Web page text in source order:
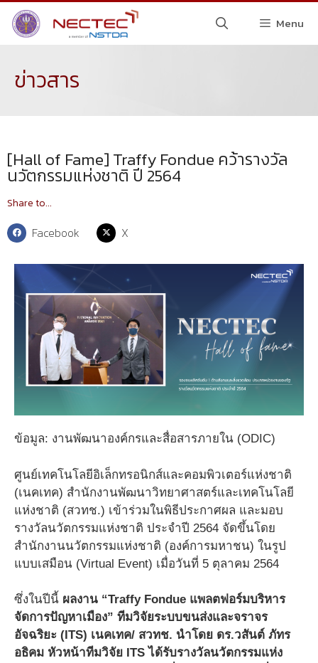
Menu
ข่าวสาร
[Hall of Fame] Traffy Fondue คว้ารางวัล
นวัตกรรมแห่งชาติ ปี 2564
Share to...
Facebook X
ข้อมูล: งานพัฒนาองค์กรและสื่อสารภายใน (ODIC)
ศูนย์เทคโนโลยีอิเล็กทรอนิกส์และคอมพิวเตอร์แห่งชาติ
(เนคเทค) สำนักงานพัฒนาวิทยาศาสตร์และเทคโนโลยี
แห่งชาติ (สวทช.) เข้าร่วมในพิธีประกาศผล และมอบ
รางวัลนวัตกรรมแห่งชาติ ประจำปี 2564 จัดขึ้นโดย
สำนักงานนวัตกรรมแห่งชาติ (องค์การมหาชน) ในรูป
แบบเสมือน (Virtual Event) เมื่อวันที่ 5 ตุลาคม 2564
ซึ่งในปีนี้ ผลงาน “Traffy Fondue แพลตฟอร์มบริหาร
จัดการปัญหาเมือง” ทีมวิจัยระบบขนส่งและจราจร
อัจฉริยะ (ITS) เนคเทค/ สวทช. นำโดย ดร.วสันต์ ภัทร
อธิคม หัวหน้าทีมวิจัย ITS ได้รับรางวัลนวัตกรรมแห่ง